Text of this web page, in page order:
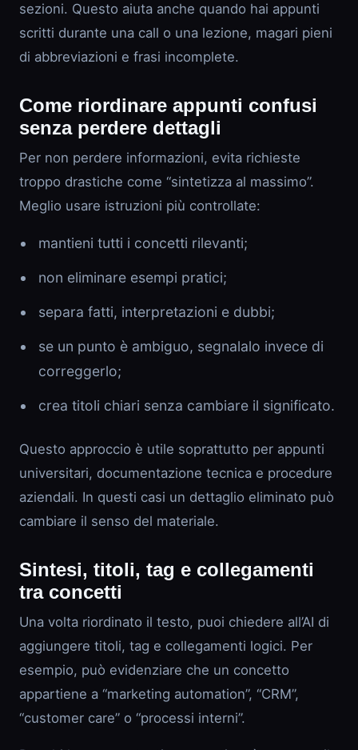
sezioni. Questo aiuta anche quando hai appunti
scritti durante una call o una lezione, magari pieni
di abbreviazioni e frasi incomplete.
Come riordinare appunti confusi
senza perdere dettagli
Per non perdere informazioni, evita richieste
troppo drastiche come “sintetizza al massimo”.
Meglio usare istruzioni più controllate:
mantieni tutti i concetti rilevanti;
non eliminare esempi pratici;
separa fatti, interpretazioni e dubbi;
se un punto è ambiguo, segnalalo invece di
correggerlo;
crea titoli chiari senza cambiare il significato.
Questo approccio è utile soprattutto per appunti
universitari, documentazione tecnica e procedure
aziendali. In questi casi un dettaglio eliminato può
cambiare il senso del materiale.
Sintesi, titoli, tag e collegamenti
tra concetti
Una volta riordinato il testo, puoi chiedere all’AI di
aggiungere titoli, tag e collegamenti logici. Per
esempio, può evidenziare che un concetto
appartiene a “marketing automation”, “CRM”,
“customer care” o “processi interni”.